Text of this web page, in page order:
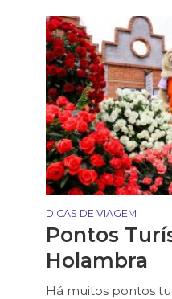
DICAS DE VIAGEM
Pontos
Holambra
Há muitos pontos